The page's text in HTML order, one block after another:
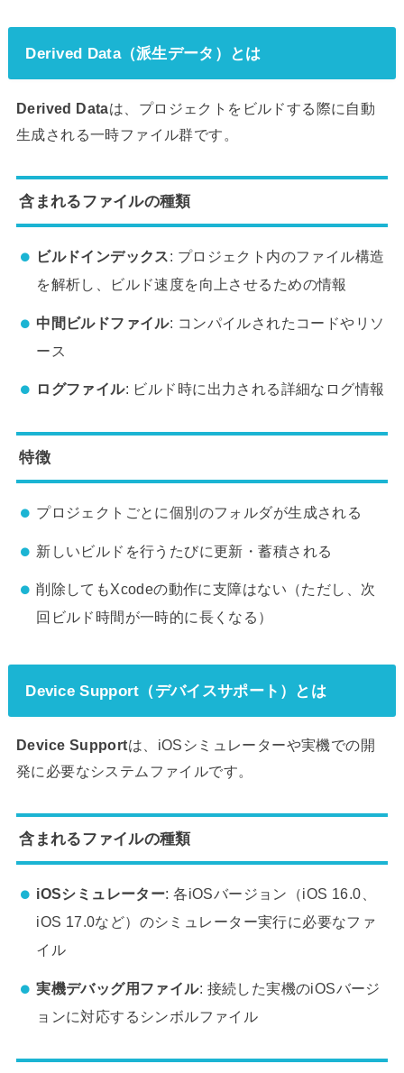
Derived Data（派生データ）とは
Derived Dataは、プロジェクトをビルドする際に自動
生成される一時ファイル群です。
含まれるファイルの種類
ビルドインデックス: プロジェクト内のファイル構造
を解析し、ビルド速度を向上させるための情報
中間ビルドファイル: コンパイルされたコードやリソ
ース
ログファイル: ビルド時に出力される詳細なログ情報
特徴
プロジェクトごとに個別のフォルダが生成される
新しいビルドを行うたびに更新・蓄積される
削除してもXcodeの動作に支障はない（ただし、次
回ビルド時間が一時的に長くなる）
Device Support（デバイスサポート）とは
Device Supportは、iOSシミュレーターや実機での開
発に必要なシステムファイルです。
含まれるファイルの種類
iOSシミュレーター: 各iOSバージョン（iOS 16.0、
iOS 17.0など）のシミュレーター実行に必要なファ
イル
実機デバッグ用ファイル: 接続した実機のiOSバージ
ョンに対応するシンボルファイル